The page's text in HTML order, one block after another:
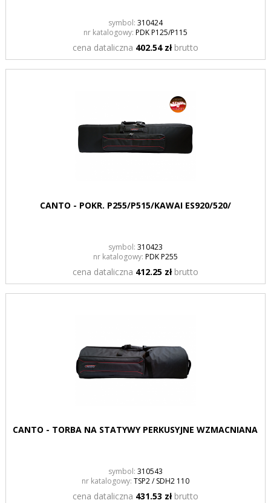
symbol: 310424
nr katalogowy: PDK P125/P115
cena dataliczna 402.54 złbrutto
CANTO - POKR. P255/P515/KAWAI ES920/520/
symbol: 310423
nr katalogowy: PDK P255
cena dataliczna 412.25 złbrutto
CANTO - TORBA NA STATYWY PERKUSYJNE WZMACNIANA
symbol: 310543
nr katalogowy: TSP2 / SDH2 110
cena dataliczna 431.53 złbrutto